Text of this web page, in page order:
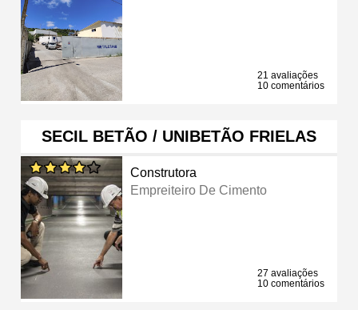
21 avaliações
10 comentários
SECIL BETÃO / UNIBETÃO FRIELAS
Construtora
Empreiteiro De Cimento
27 avaliações
10 comentários